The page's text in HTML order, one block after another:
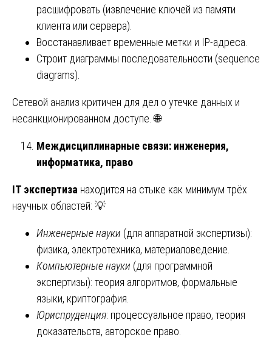
расшифровать (извлечение ключей из памяти
клиента или сервера).
Восстанавливает временные метки и IP-адреса.
Строит диаграммы последовательности (sequence
diagrams).
Сетевой анализ критичен для дел о утечке данных и
несанкционированном доступе. 🌐
Междисциплинарные связи: инженерия,
информатика, право
IT экспертиза находится на стыке как минимум трёх
научных областей: 💡
Инженерные науки (для аппаратной экспертизы):
физика, электротехника, материаловедение.
Компьютерные науки (для программной
экспертизы): теория алгоритмов, формальные
языки, криптография.
Юриспруденция: процессуальное право, теория
доказательств, авторское право.